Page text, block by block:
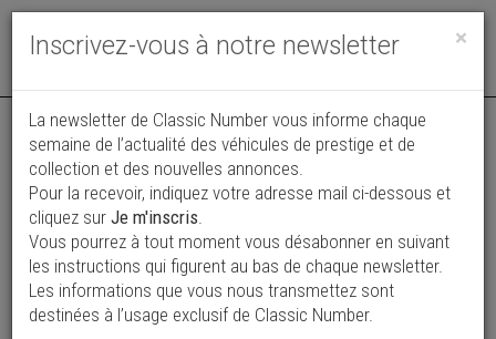
Toggle
Vos annonces vues par
plus de 4 millions de collectionneurs
Ajouter une annonce
×
Inscrivez-vous à notre newsletter
La newsletter de Classic Number vous informe chaque
semaine de l’actualité des véhicules de prestige et de
collection et des nouvelles annonces.
Pour la recevoir, indiquez votre adresse mail ci-dessous et
cliquez sur Je m'inscris.
Vous pourrez à tout moment vous désabonner en suivant
les instructions qui figurent au bas de chaque newsletter.
Les informations que vous nous transmettez sont
destinées à l’usage exclusif de Classic Number.